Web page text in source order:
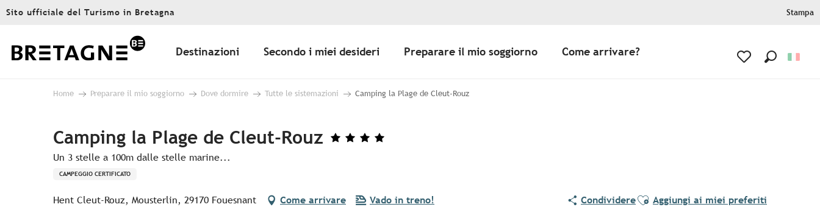
Aller
principal
Sito ufficiale del Turismo in Bretagna Stampa
Destinazioni Secondo i miei desideri Preparare il mio soggiorno Come arrivare?
Home Preparare il mio soggiorno Dove dormire Tutte le sistemazioni Camping la Plage de Cleut-Rouz
Camping la Plage de Cleut-Rouz
Un 3 stelle a 100m dalle stelle marine...
CAMPEGGIO CERTIFICATO
Hent Cleut-Rouz, Mousterlin, 29170 Fouesnant Come arrivare Vado in treno! CondividereAjouter aux favoris
Aggiungi ai miei preferiti